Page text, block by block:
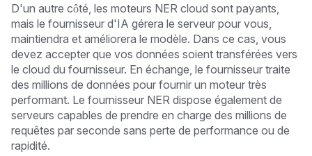
D'un autre côté, les moteurs NER cloud sont payants,
mais le fournisseur d'IA gérera le serveur pour vous,
maintiendra et améliorera le modèle. Dans ce cas, vous
devez accepter que vos données soient transférées vers
le cloud du fournisseur. En échange, le fournisseur traite
des millions de données pour fournir un moteur très
performant. Le fournisseur NER dispose également de
serveurs capables de prendre en charge des millions de
requêtes par seconde sans perte de performance ou de
rapidité.